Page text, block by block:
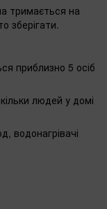
тримається на
зберігати.
приблизно 5 осіб
людей у домі
водонагрівачі